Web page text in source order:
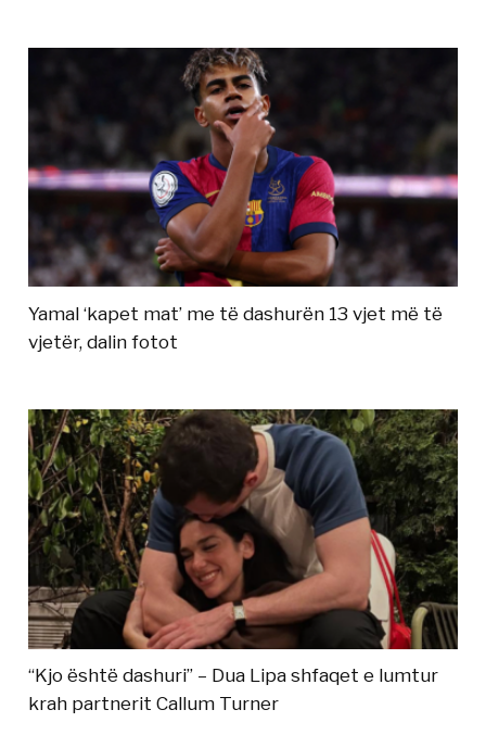
Yamal ‘kapet mat’ me të dashurën 13 vjet më të
vjetër, dalin fotot
“Kjo është dashuri” – Dua Lipa shfaqet e lumtur
krah partnerit Callum Turner